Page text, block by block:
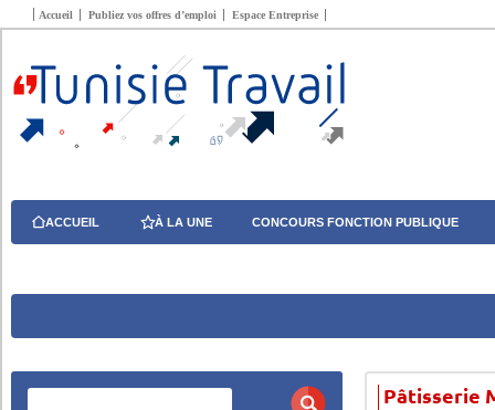
Accueil Publiez vos offres d’emploi Espace Entreprise
ACCUEIL À LA UNE CONCOURS FONCTION PUBLIQUE
Pâtisserie